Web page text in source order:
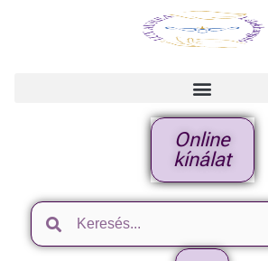
Online
kínálat